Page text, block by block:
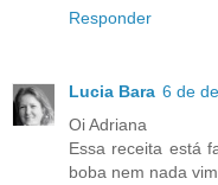
Responder
Lucia Bara 6 de
Oi Adriana
Essa receita está
boba nem nada